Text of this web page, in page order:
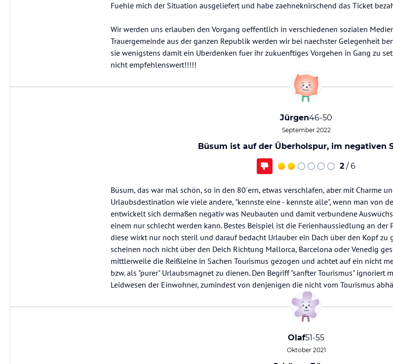
Fuehle mich der Situation ausgeliefert und habe zaehneknirschend das Ticket
Wir werden uns erlauben den Vorgang oeffentlich in verschiedenen sozialen
Trauergemeinde aus der ganzen Republik werden wir bei naechster Gelegenheit
sie wenigstens damit ein Uberdenken fuer ihr zukuenftiges Vorgehen in Gang zu
nicht empfehlenswert!!!!!
Jürgen46-50
September 2022
Büsum ist auf der Überholspur, im negativen
2 / 6
Büsum, das war mal schön, so in den 80´ern, etwas verschlafen, aber mit Charme
Urlaubsdestination wie viele andere, "kennste eine - kennste alle", wenn man von
entwickelt sich dermaßen negativ was Neubauten und damit verbundene
einem nur schlecht werden kann. Bestes Beispiel ist die Ferienhaussiedlung an
diese wirkt nur noch steril und darauf bedacht Urlauber ein Dach über den Kopf zu
scheinen noch nicht über den Deich Richtung Mallorca, Barcelona oder Venedig
mittlerweile die Reißleine in Sachen Tourismus gezogen und achtet auf ein nicht
bzw. als "purer" Urlaubsmagnet zu dienen. Den Begriff "sanfter Tourismus" ignoriert
Leidwesen der Einwohner, zumindest von denjenigen die nicht vom Tourismus
Olaf51-55
Oktober 2021